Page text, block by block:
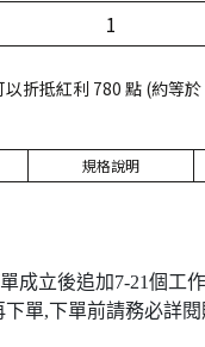
以折抵紅利 780 點 (約等於
規格說明
成立後追加7-21個工
單,下單前請務必詳閱